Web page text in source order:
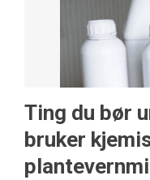
Ting du bør
bruker